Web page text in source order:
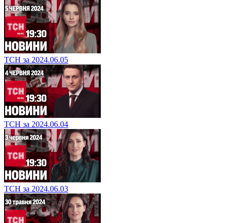
ТСН за 2024.06.05
ТСН за 2024.06.04
ТСН за 2024.06.03